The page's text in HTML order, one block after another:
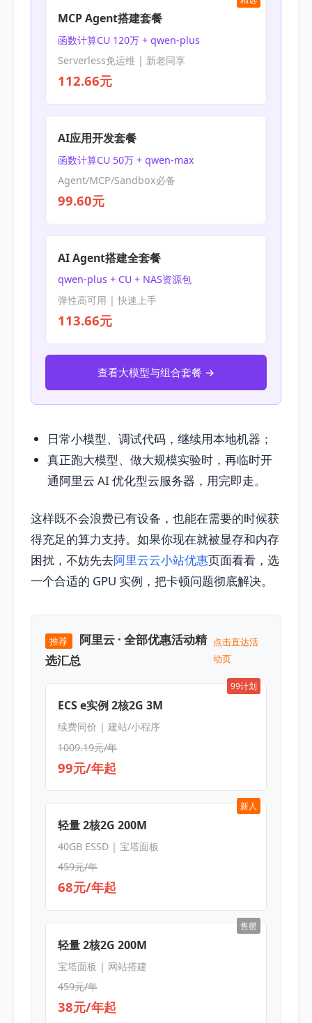
MCP Agent搭建套餐
函数计算CU 120万 + qwen-plus
Serverless免运维 | 新老同享
112.66元
AI应用开发套餐
函数计算CU 50万 + qwen-max
Agent/MCP/Sandbox必备
99.60元
AI Agent搭建全套餐
qwen-plus + CU + NAS资源包
弹性高可用 | 快速上手
113.66元
查看大模型与组合套餐 →
日常小模型、调试代码，继续用本地机器；
真正跑大模型、做大规模实验时，再临时开
通阿里云 AI 优化型云服务器，用完即走。
这样既不会浪费已有设备，也能在需要的时候获
得充足的算力支持。如果你现在就被显存和内存
困扰，不妨先去阿里云云小站优惠页面看看，选
一个合适的 GPU 实例，把卡顿问题彻底解决。
推荐
阿里云 · 全部优惠活动精
选汇总
点击直达活
动页
99计划
ECS e实例 2核2G 3M
续费同价 | 建站/小程序
1009.19元/年
99元/年起
新人
轻量 2核2G 200M
40GB ESSD | 宝塔面板
459元/年
68元/年起
售罄
轻量 2核2G 200M
宝塔面板 | 网站搭建
459元/年
38元/年起